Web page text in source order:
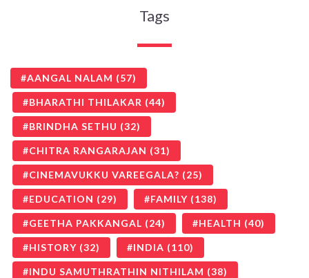
Tags
AANGAL NALAM (57)
BHARATHI THILAKAR (44)
BRINDHA SETHU (32)
CHITRA RANGARAJAN (31)
CINEMAVUKKU VAREEGALA? (25)
EDUCATION (29) FAMILY (138)
GEETHA PAKKANGAL (24) HEALTH (40)
HISTORY (32) INDIA (110)
INDU SAMUTHRATHIN NITHILAM (38)